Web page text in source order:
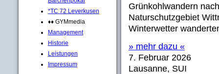
*TC 72 Leverkusen
♦♦ GYMmedia
Management
Historie
Leistungen
Impressum
Grünkohlwandern
Naturschutzgebiet
Winterwetter
» mehr dazu «
7. Februar 2026
Lausanne, SUI